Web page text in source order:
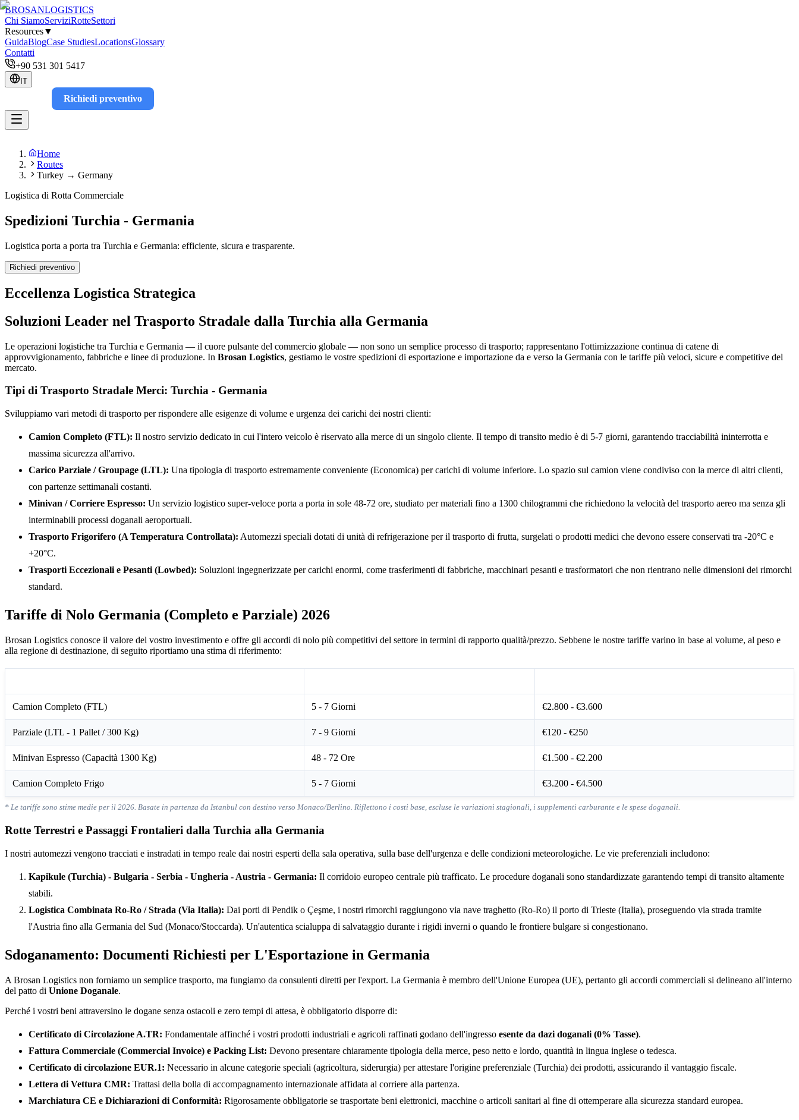
BROSANLOGISTICS
Chi SiamoServiziRotteSettori
Resources▼
GuidaBlogCase StudiesLocationsGlossary
Contatti
+90 531 301 5417
IT
Richiedi preventivo
Home
Routes
Turkey → Germany
Logistica di Rotta Commerciale
Spedizioni Turchia - Germania
Logistica porta a porta tra Turchia e Germania: efficiente, sicura e trasparente.
Richiedi preventivo
Eccellenza Logistica Strategica
Soluzioni Leader nel Trasporto Stradale dalla Turchia alla Germania
Le operazioni logistiche tra Turchia e Germania — il cuore pulsante del commercio globale — non sono un semplice processo di trasporto; rappresentano l'ottimizzazione continua di catene di
approvvigionamento, fabbriche e linee di produzione. In Brosan Logistics, gestiamo le vostre spedizioni di esportazione e importazione da e verso la Germania con le tariffe più veloci, sicure e competitive del
mercato.
Tipi di Trasporto Stradale Merci: Turchia - Germania
Sviluppiamo vari metodi di trasporto per rispondere alle esigenze di volume e urgenza dei carichi dei nostri clienti:
Camion Completo (FTL): Il nostro servizio dedicato in cui l'intero veicolo è riservato alla merce di un singolo cliente. Il tempo di transito medio è di 5-7 giorni, garantendo tracciabilità ininterrotta e
massima sicurezza all'arrivo.
Carico Parziale / Groupage (LTL): Una tipologia di trasporto estremamente conveniente (Economica) per carichi di volume inferiore. Lo spazio sul camion viene condiviso con la merce di altri clienti,
con partenze settimanali costanti.
Minivan / Corriere Espresso: Un servizio logistico super-veloce porta a porta in sole 48-72 ore, studiato per materiali fino a 1300 chilogrammi che richiedono la velocità del trasporto aereo ma senza gli
interminabili processi doganali aeroportuali.
Trasporto Frigorifero (A Temperatura Controllata): Automezzi speciali dotati di unità di refrigerazione per il trasporto di frutta, surgelati o prodotti medici che devono essere conservati tra -20°C e
+20°C.
Trasporti Eccezionali e Pesanti (Lowbed): Soluzioni ingegnerizzate per carichi enormi, come trasferimenti di fabbriche, macchinari pesanti e trasformatori che non rientrano nelle dimensioni dei rimorchi
standard.
Tariffe di Nolo Germania (Completo e Parziale) 2026
Brosan Logistics conosce il valore del vostro investimento e offre gli accordi di nolo più competitivi del settore in termini di rapporto qualità/prezzo. Sebbene le nostre tariffe varino in base al volume, al peso e
alla regione di destinazione, di seguito riportiamo una stima di riferimento:
Camion Completo (FTL) 5 - 7 Giorni €2.800 - €3.600
Parziale (LTL - 1 Pallet / 300 Kg) 7 - 9 Giorni €120 - €250
Minivan Espresso (Capacità 1300 Kg) 48 - 72 Ore €1.500 - €2.200
Camion Completo Frigo 5 - 7 Giorni €3.200 - €4.500
* Le tariffe sono stime medie per il 2026. Basate in partenza da Istanbul con destino verso Monaco/Berlino. Riflettono i costi base, escluse le variazioni stagionali, i supplementi carburante e le spese doganali.
Rotte Terrestri e Passaggi Frontalieri dalla Turchia alla Germania
I nostri automezzi vengono tracciati e instradati in tempo reale dai nostri esperti della sala operativa, sulla base dell'urgenza e delle condizioni meteorologiche. Le vie preferenziali includono:
Kapikule (Turchia) - Bulgaria - Serbia - Ungheria - Austria - Germania: Il corridoio europeo centrale più trafficato. Le procedure doganali sono standardizzate garantendo tempi di transito altamente
stabili.
Logistica Combinata Ro-Ro / Strada (Via Italia): Dai porti di Pendik o Çeşme, i nostri rimorchi raggiungono via nave traghetto (Ro-Ro) il porto di Trieste (Italia), proseguendo via strada tramite
l'Austria fino alla Germania del Sud (Monaco/Stoccarda). Un'autentica scialuppa di salvataggio durante i rigidi inverni o quando le frontiere bulgare si congestionano.
Sdoganamento: Documenti Richiesti per L'Esportazione in Germania
A Brosan Logistics non forniamo un semplice trasporto, ma fungiamo da consulenti diretti per l'export. La Germania è membro dell'Unione Europea (UE), pertanto gli accordi commerciali si delineano all'interno
del patto di Unione Doganale.
Perché i vostri beni attraversino le dogane senza ostacoli e zero tempi di attesa, è obbligatorio disporre di:
Certificato di Circolazione A.TR: Fondamentale affinché i vostri prodotti industriali e agricoli raffinati godano dell'ingresso esente da dazi doganali (0% Tasse).
Fattura Commerciale (Commercial Invoice) e Packing List: Devono presentare chiaramente tipologia della merce, peso netto e lordo, quantità in lingua inglese o tedesca.
Certificato di circolazione EUR.1: Necessario in alcune categorie speciali (agricoltura, siderurgia) per attestare l'origine preferenziale (Turchia) dei prodotti, assicurando il vantaggio fiscale.
Lettera di Vettura CMR: Trattasi della bolla di accompagnamento internazionale affidata al corriere alla partenza.
Marchiatura CE e Dichiarazioni di Conformità: Rigorosamente obbligatorie se trasportate beni elettronici, macchine o articoli sanitari al fine di ottemperare alla sicurezza standard europea.